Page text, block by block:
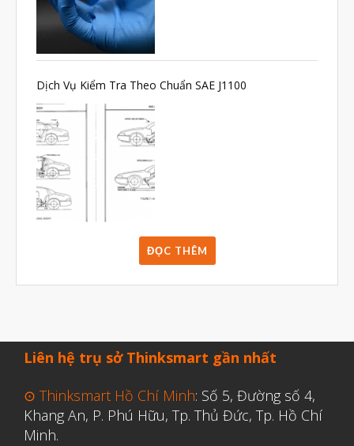
Dịch Vụ Kiểm Tra Theo Chuẩn SAE J1100
ĐỌC THÊM
Liên hệ trụ sở Thinksmart gần nhất
⊙ Thinksmart Hồ Chí Minh: Số 5, Đường số 4,
Khang An, P. Phú Hữu, Tp. Thủ Đức, Tp. Hồ Chí
Minh.